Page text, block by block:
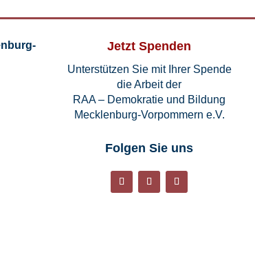
Jetzt Spenden
Unterstützen Sie mit Ihrer Spende
die Arbeit der
RAA – Demokratie und Bildung
Mecklenburg-Vorpommern e.V.
Folgen Sie uns